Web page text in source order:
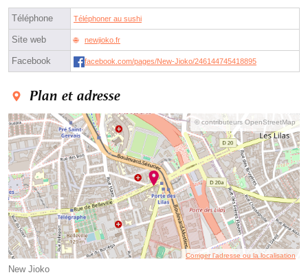
Téléphone Téléphoner au sushi
Site web newjioko.fr
Facebook facebook.com/pages/New-Jioko/246144745418895
Plan et adresse
© contributeurs OpenStreetMap
Corriger l’adresse ou la localisation
New Jioko